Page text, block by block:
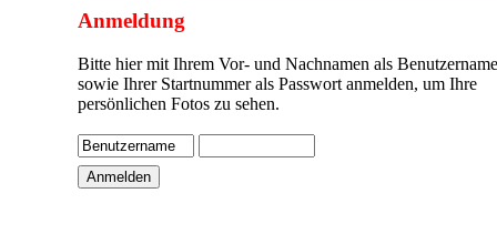
Anmeldung
Bitte hier mit Ihrem Vor- und Nachnamen als
sowie Ihrer Startnummer als Passwort anmelden, um Ihre
persönlichen Fotos zu sehen.